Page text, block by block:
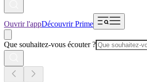
Ouvrir l'appDécouvrir Prime
Que souhaitez-vous écouter ?